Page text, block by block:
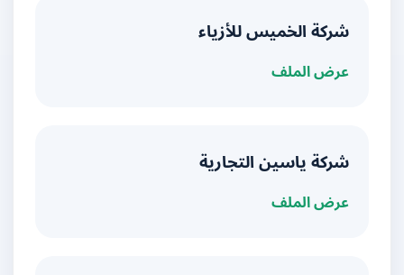
شركة الخميس للأزياء
عرض الملف
شركة ياسين التجارية
عرض الملف